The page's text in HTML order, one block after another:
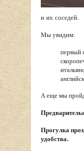
и их соседей.
Мы увидим:
первый
А еще мы
Прогулка
удобства.